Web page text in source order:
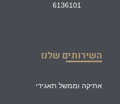
6136101
השירותים שלנו
אתיקה וממשל תאגידי